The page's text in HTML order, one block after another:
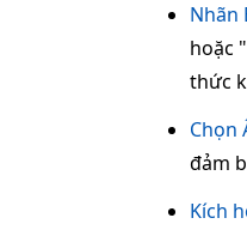
Nhãn
hoặc
thức
Chọn
đảm
Kích